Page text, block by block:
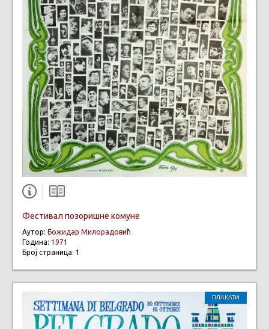
Фестивал позоришне комуне
Аутор: Божидар Милорадовић
Година: 1971
Број страница: 1
ПЛАКАТИ